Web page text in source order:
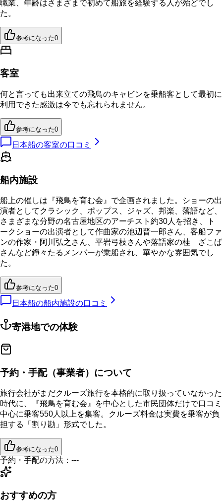
職業、年齢はさまざまで初めて船旅を経験する人が殆どでし
た。
参考になった0
客室
何と言っても出来立ての飛鳥のキャビンを乗船客として最初に
利用できた感激は今でも忘れられません。
参考になった0
日本船の客室の口コミ
船内施設
船上の催しは『飛鳥を育む会』で企画されました。ショーの出
演者としてクラシック、ポップス、ジャズ、邦楽、落語など、
さまざまな分野の名古屋地区のアーチスト約30人を招き、ト
ークショーの出演者として作曲家の池辺晋一郎さん、客船ファ
ンの作家・阿川弘之さん、平岩弓枝さんや落語家の桂 ざこば
さんなど錚々たるメンバーが乗船され、華やかな雰囲気でし
た。
参考になった0
日本船の船内施設の口コミ
寄港地での体験
予約・手配（事業者）について
旅行会社がまだクルーズ旅行を本格的に取り扱っていなかった
時代に、『飛鳥を育む会』を中心とした市民団体だけで口コミ
中心に乗客550人以上を集客。クルーズ料金は実費を乗客が負
担する「割り勘」形式でした。
参考になった0
予約・手配の方法： ---
おすすめの方